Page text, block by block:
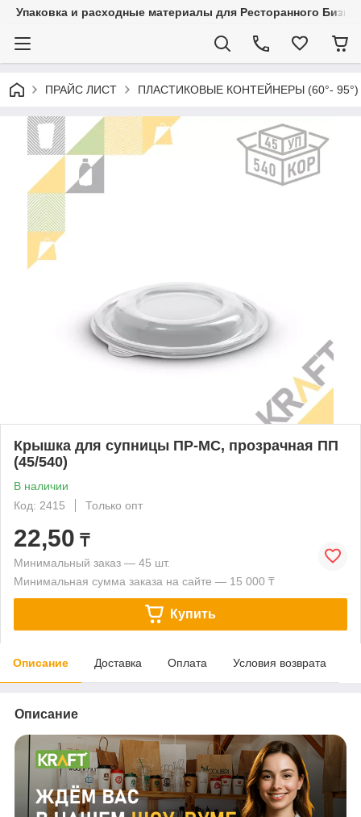
Упаковка и расходные материалы для Ресторанного
ПРАЙС ЛИСТ ПЛАСТИКОВЫЕ КОНТЕЙНЕРЫ (60°- 95°)
Крышка для супницы ПР-МС, прозрачная ПП
(45/540)
В наличии
Код: 2415
Только опт
22,50 ₸
Минимальный заказ — 45 шт.
Минимальная сумма заказа на сайте — 15 000 ₸
Купить
Описание Доставка Оплата Условия возврата
Описание